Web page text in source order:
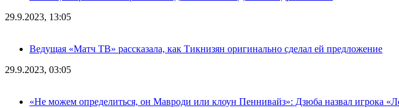
29.9.2023, 13:05
Ведущая «Матч ТВ» рассказала, как Тикнизян оригинально сделал ей предложение
29.9.2023, 03:05
«Не можем определиться, он Мавроди или клоун Пеннивайз»: Дзюба назвал игрока